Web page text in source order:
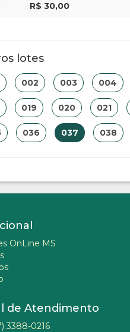
R$ 30,00
lotes
002 003 004
019 020 021
036 037 038
OnLine MS
de Atendimento
3388-0216